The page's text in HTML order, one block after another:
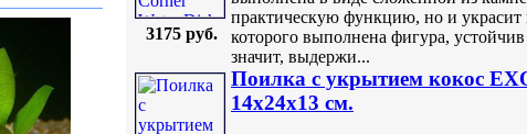
3175 руб.
практическую функцию, но и украсит
которого выполнена фигура,
значит, выдержи...
Поилка с укрытием кокос
14х24х13 см.